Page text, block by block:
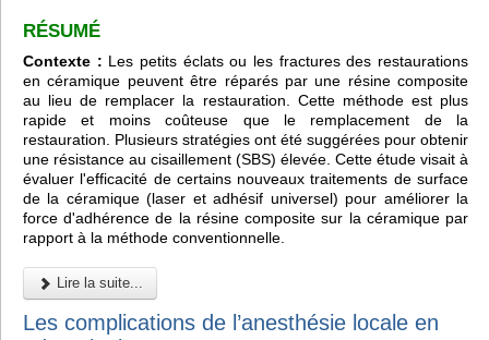
RÉSUMÉ
Contexte : Les petits éclats ou les fractures des restaurations
en céramique peuvent être réparés par une résine composite
au lieu de remplacer la restauration. Cette méthode est plus
rapide et moins coûteuse que le remplacement de la
restauration. Plusieurs stratégies ont été suggérées pour obtenir
une résistance au cisaillement (SBS) élevée. Cette étude visait à
évaluer l'efficacité de certains nouveaux traitements de surface
de la céramique (laser et adhésif universel) pour améliorer la
force d'adhérence de la résine composite sur la céramique par
rapport à la méthode conventionnelle.
Lire la suite...
Les complications de l’anesthésie locale en